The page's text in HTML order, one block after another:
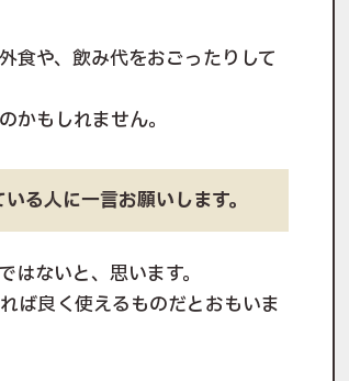
食や、飲み代をおごったりして
かもしれません。
る人に一言お願いします。
ないと、思います。
ば良く使えるものだとおもいま